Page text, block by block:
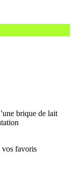
brique de lait